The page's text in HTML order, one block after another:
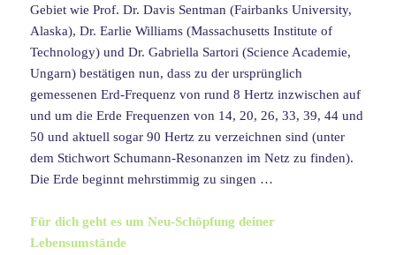
Gebiet wie Prof. Dr. Davis Sentman (Fairbanks University,
Alaska), Dr. Earlie Williams (Massachusetts Institute of
Technology) und Dr. Gabriella Sartori (Science Academie,
Ungarn) bestätigen nun, dass zu der ursprünglich
gemessenen Erd-Frequenz von rund 8 Hertz inzwischen auf
und um die Erde Frequenzen von 14, 20, 26, 33, 39, 44 und
50 und aktuell sogar 90 Hertz zu verzeichnen sind (unter
dem Stichwort Schumann-Resonanzen im Netz zu finden).
Die Erde beginnt mehrstimmig zu singen …
Für dich geht es um Neu-Schöpfung deiner
Lebensumstände